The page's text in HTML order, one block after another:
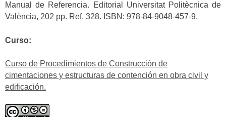
Manual de Referencia. Editorial Universitat Politècnica de
València, 202 pp. Ref. 328. ISBN: 978-84-9048-457-9.
Curso:
Curso de Procedimientos de Construcción de
cimentaciones y estructuras de contención en obra civil y
edificación.